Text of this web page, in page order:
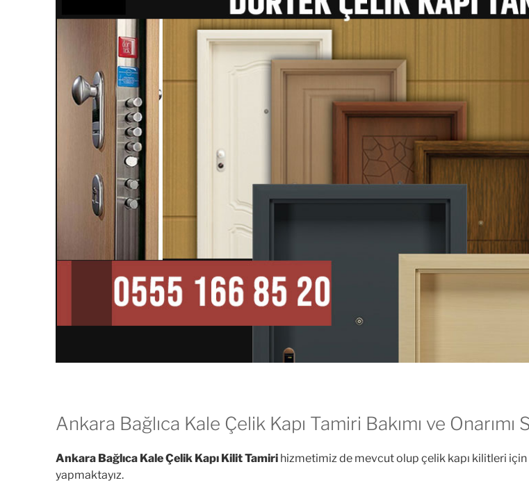
Ankara Bağlıca Kale Çelik Kapı Tamiri Bakımı ve Onarımı
Ankara Bağlıca Kale Çelik Kapı Kilit Tamiri hizmetimiz de mevcut olup çelik kapı kilitleri için
yapmaktayız.